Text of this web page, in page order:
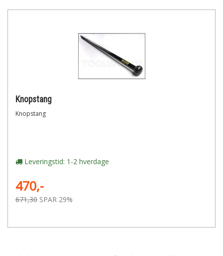
Knopstang
Knopstang
Leveringstid: 1-2 hverdage
470,-
671,30 SPAR 29%